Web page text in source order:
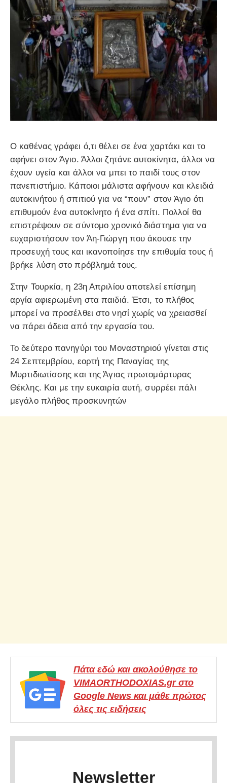
Ο καθένας γράφει ό,τι θέλει σε ένα χαρτάκι και το
αφήνει στον Άγιο. Άλλοι ζητάνε αυτοκίνητα, άλλοι να
έχουν υγεία και άλλοι να μπει το παιδί τους στον
πανεπιστήμιο. Κάποιοι μάλιστα αφήνουν και κλειδιά
αυτοκινήτου ή σπιτιού για να “πουν” στον Άγιο ότι
επιθυμούν ένα αυτοκίνητο ή ένα σπίτι. Πολλοί θα
επιστρέψουν σε σύντομο χρονικό διάστημα για να
ευχαριστήσουν τον Άη-Γιώργη που άκουσε την
προσευχή τους και ικανοποίησε την επιθυμία τους ή
βρήκε λύση στο πρόβλημά τους.
Στην Τουρκία, η 23η Απριλίου αποτελεί επίσημη
αργία αφιερωμένη στα παιδιά. Έτσι, το πλήθος
μπορεί να προσέλθει στο νησί χωρίς να χρειασθεί
να πάρει άδεια από την εργασία του.
Το δεύτερο πανηγύρι του Μοναστηριού γίνεται στις
24 Σεπτεμβρίου, εορτή της Παναγίας της
Μυρτιδιωτίσσης και της Άγιας πρωτομάρτυρας
Θέκλης. Και με την ευκαιρία αυτή, συρρέει πάλι
μεγάλο πλήθος προσκυνητών
Πάτα εδώ και ακολούθησε το
VIMAORTHODOXIAS.gr στο
Google News και μάθε πρώτος
όλες τις ειδήσεις
Newsletter